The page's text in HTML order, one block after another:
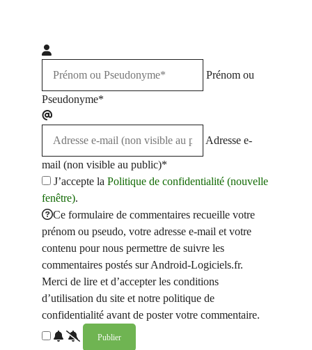
Prénom ou
Pseudonyme*
Adresse e-
mail (non visible au public)*
J’accepte la Politique de confidentialité (nouvelle
fenêtre).
Ce formulaire de commentaires recueille votre
prénom ou pseudo, votre adresse e-mail et votre
contenu pour nous permettre de suivre les
commentaires postés sur Android-Logiciels.fr.
Merci de lire et d’accepter les conditions
d’utilisation du site et notre politique de
confidentialité avant de poster votre commentaire.